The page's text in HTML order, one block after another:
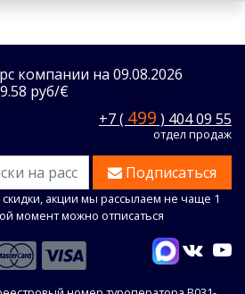
компании на 09.08.2026
руб/€
+7 ( 499 ) 404 09 55
отдел продаж
Подписаться
акции мы рассылаем не чаще 1
момент можно отписаться